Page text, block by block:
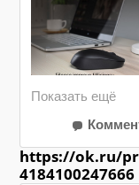
https://ok.ru/
4184100247666